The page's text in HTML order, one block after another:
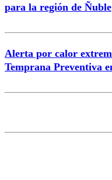
para la región de Ñuble
Alerta por calor
Temprana Preventiva